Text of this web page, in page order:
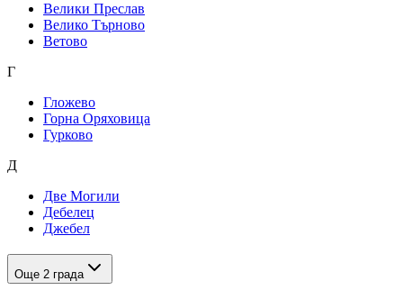
Велики Преслав
Велико Търново
Ветово
Г
Гложево
Горна Оряховица
Гурково
Д
Две Могили
Дебелец
Джебел
Още 2 града